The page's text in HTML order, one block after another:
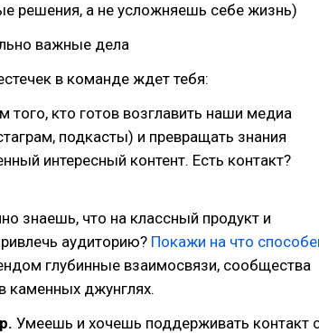
решения, а не усложняешь себе жизнь)
важные дела
в команде ждет тебя:
кто готов возглавить наши медиа
подкасты) и превращать знания
интересный контент. Есть контакт?
знаешь, что на классный продукт и
аудиторию? Покажи на что
глубинные взаимосвязи, сообщества
каменных джунглях.
Умеешь и хочешь поддерживать контакт